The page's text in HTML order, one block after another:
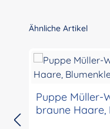
Produktgalerie
Ähnliche Artikel
Puppe Müller-
braune Haare,